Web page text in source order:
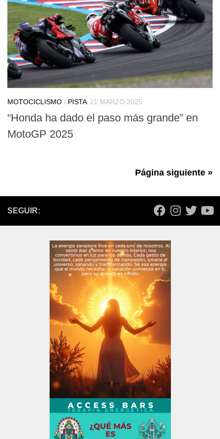
MOTOCICLISMO / PISTA 21 MARZO 2025
“Honda ha dado el paso más grande” en
MotoGP 2025
Página siguiente »
SEGUIR: